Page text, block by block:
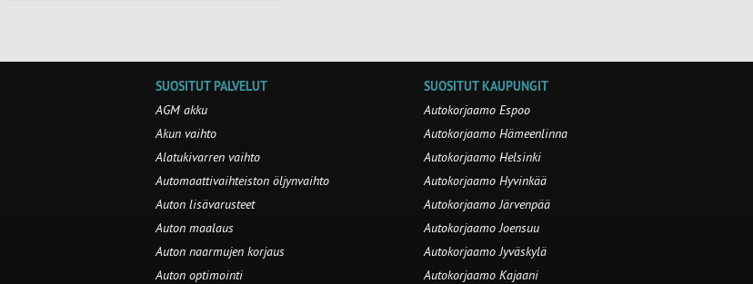
SUOSITUT PALVELUT
AGM akku
Akun vaihto
Alatukivarren vaihto
Automaattivaihteiston öljynvaihto
Auton lisävarusteet
Auton maalaus
Auton naarmujen korjaus
Auton optimointi
SUOSITUT KAUPUNGIT
Autokorjaamo Espoo
Autokorjaamo Hämeenlinna
Autokorjaamo Helsinki
Autokorjaamo Hyvinkää
Autokorjaamo Järvenpää
Autokorjaamo Joensuu
Autokorjaamo Jyväskylä
Autokorjaamo Kajaani